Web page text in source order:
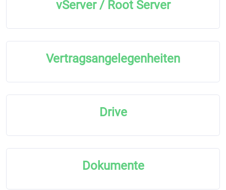
vServer / Root Server
Vertragsangelegenheiten
Drive
Dokumente